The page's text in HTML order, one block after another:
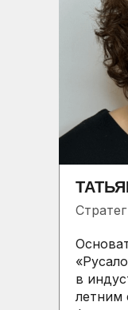
в
летним